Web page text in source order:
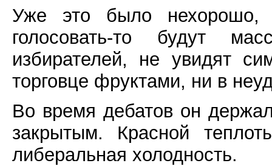
Уже это было нехорошо,
голосовать-то будут
избирателей, не увидят
торговце фруктами, ни в
Во время дебатов он
закрытым. Красной
либеральная холодность.